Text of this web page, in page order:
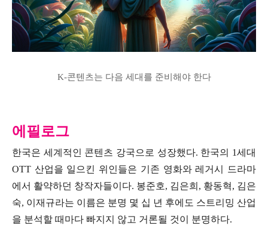
K-콘텐츠는 다음 세대를 준비해야 한다
에필로그
한국은 세계적인 콘텐츠 강국으로 성장했다. 한국의 1세대
OTT 산업을 일으킨 위인들은 기존 영화와 레거시 드라마
에서 활약하던 창작자들이다. 봉준호, 김은희, 황동혁, 김은
숙, 이재규라는 이름은 분명 몇 십 년 후에도 스트리밍 산업
을 분석할 때마다 빠지지 않고 거론될 것이 분명하다.